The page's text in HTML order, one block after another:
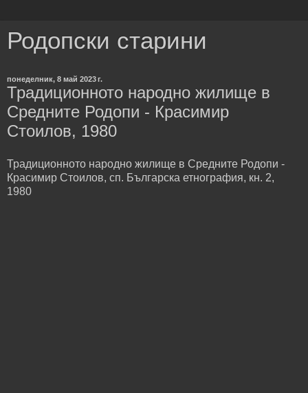
Родопски старини
понеделник, 8 май 2023 г.
Традиционното народно жилище в
Средните Родопи - Красимир
Стоилов, 1980
Традиционното народно жилище в Средните Родопи -
Красимир Стоилов, сп. Българска етнография, кн. 2,
1980